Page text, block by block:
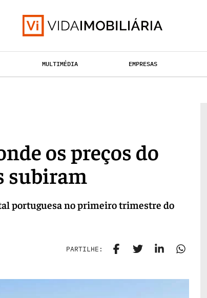
MULTIMÉDIA EMPRESAS
os preços do
subiram
portuguesa no primeiro trimestre do
PARTILHE: